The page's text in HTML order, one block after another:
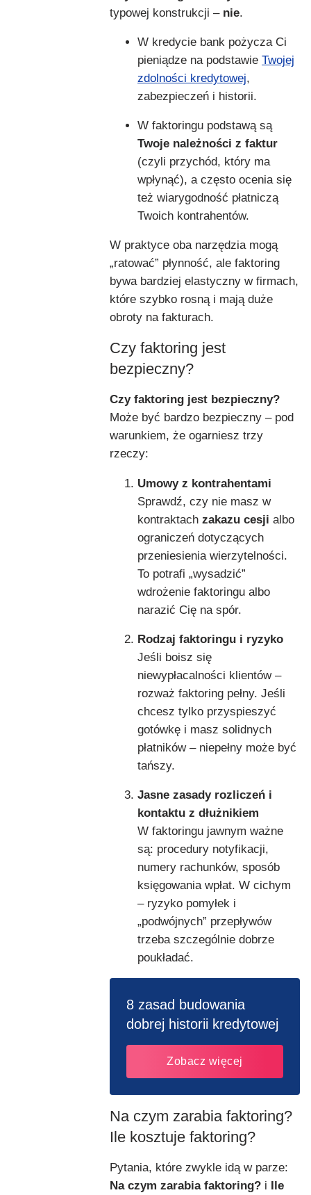
typowej konstrukcji – nie.
W kredycie bank pożycza Ci
pieniądze na podstawie Twojej
zdolności kredytowej,
zabezpieczeń i historii.
W faktoringu podstawą są
Twoje należności z faktur
(czyli przychód, który ma
wpłynąć), a często ocenia się
też wiarygodność płatniczą
Twoich kontrahentów.
W praktyce oba narzędzia mogą
„ratować” płynność, ale faktoring
bywa bardziej elastyczny w firmach,
które szybko rosną i mają duże
obroty na fakturach.
Czy faktoring jest
bezpieczny?
Czy faktoring jest bezpieczny?
Może być bardzo bezpieczny – pod
warunkiem, że ogarniesz trzy
rzeczy:
Umowy z kontrahentami
Sprawdź, czy nie masz w
kontraktach zakazu cesji albo
ograniczeń dotyczących
przeniesienia wierzytelności.
To potrafi „wysadzić”
wdrożenie faktoringu albo
narazić Cię na spór.
Rodzaj faktoringu i ryzyko
Jeśli boisz się
niewypłacalności klientów –
rozważ faktoring pełny. Jeśli
chcesz tylko przyspieszyć
gotówkę i masz solidnych
płatników – niepełny może być
tańszy.
Jasne zasady rozliczeń i
kontaktu z dłużnikiem
W faktoringu jawnym ważne
są: procedury notyfikacji,
numery rachunków, sposób
księgowania wpłat. W cichym
– ryzyko pomyłek i
„podwójnych” przepływów
trzeba szczególnie dobrze
poukładać.
8 zasad budowania
dobrej historii kredytowej
Zobacz więcej
Na czym zarabia faktoring?
Ile kosztuje faktoring?
Pytania, które zwykle idą w parze:
Na czym zarabia faktoring? i Ile